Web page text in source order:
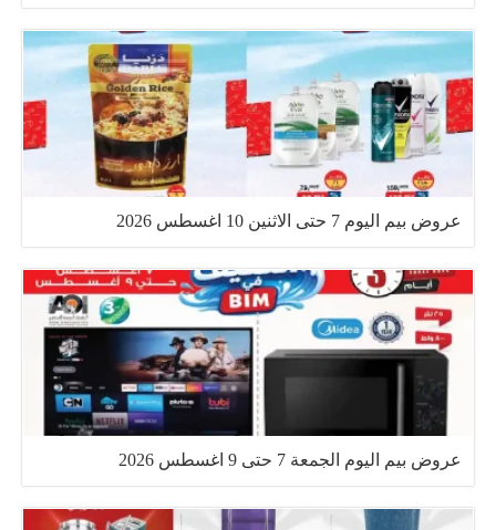
عروض بيم اليوم 7 حتى الاثنين 10 اغسطس 2026
عروض بيم اليوم الجمعة 7 حتى 9 اغسطس 2026